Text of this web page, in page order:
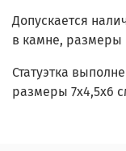
Допускается
в камне, размеры
Статуэтка
размеры 7х4,5х6